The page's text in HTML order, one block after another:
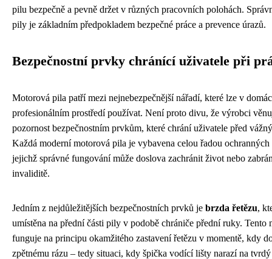
pilu bezpečně a pevně držet v různých pracovních polohách.
pily je základním předpokladem bezpečné práce a prevence úrazů.
Bezpečnostní prvky chránící uživatele při
Motorová pila patří mezi nejnebezpečnější nářadí, které lze v
profesionálním prostředí používat. Není proto divu, že výrobci
pozornost bezpečnostním prvkům, které chrání uživatele před
Každá moderní motorová pila je vybavena celou řadou ochranných
jejichž správné fungování může doslova zachránit život nebo
invaliditě.
Jedním z nejdůležitějších bezpečnostních prvků je brzda řetězu,
umístěna na přední části pily v podobě chrániče přední ruky. Tento
funguje na principu okamžitého zastavení řetězu v momentě, kdy
zpětnému rázu – tedy situaci, kdy špička vodící lišty narazí na